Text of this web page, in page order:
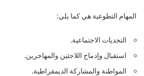
المهام التطوعية هي كما يلي:
التحديات الاجتماعية.
استقبال وإدماج اللاجئين والمهاجرين.
المواطنة والمشاركة الديمقراطية.